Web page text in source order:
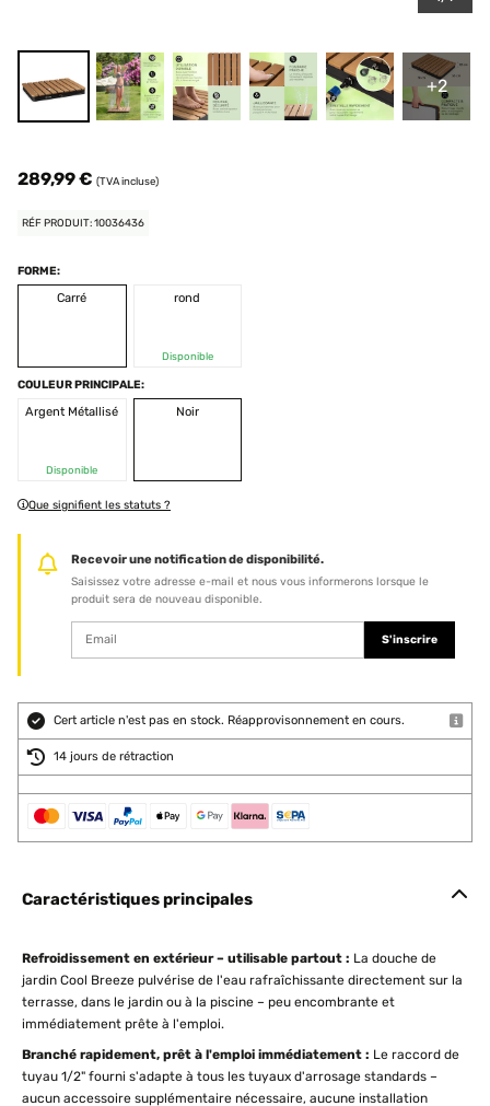
+2
289,99 € (TVA incluse)
RÉF PRODUIT: 10036436
FORME:
Carré
rond
Disponible
COULEUR PRINCIPALE:
Argent Métallisé
Disponible
Noir
Que signifient les statuts ?
Recevoir une notification de disponibilité.
Saisissez votre adresse e-mail et nous vous informerons lorsque le
produit sera de nouveau disponible.
S'inscrire
Cert article n'est pas en stock. Réapprovisonnement en cours.
14 jours de rétraction
Caractéristiques principales
Refroidissement en extérieur – utilisable partout : La douche de
jardin Cool Breeze pulvérise de l'eau rafraîchissante directement sur la
terrasse, dans le jardin ou à la piscine – peu encombrante et
immédiatement prête à l'emploi.
Branché rapidement, prêt à l'emploi immédiatement : Le raccord de
tuyau 1/2" fourni s'adapte à tous les tuyaux d'arrosage standards –
aucun accessoire supplémentaire nécessaire, aucune installation